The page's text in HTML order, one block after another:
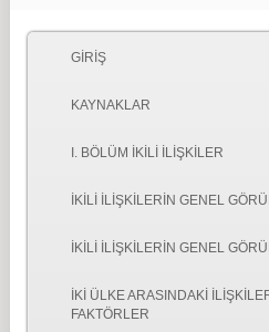
GİRİŞ
KAYNAKLAR
I. BÖLÜM İKİLİ İLİŞKİLER
İKİLİ İLİŞKİLERİN GENEL
İKİLİ İLİŞKİLERİN GENEL
İKİ ÜLKE ARASINDAKİ
FAKTÖRLER